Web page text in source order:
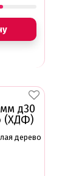
дерево